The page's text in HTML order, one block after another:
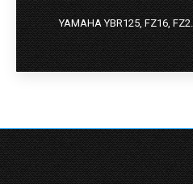
YAMAHA YBR125, FZ16,